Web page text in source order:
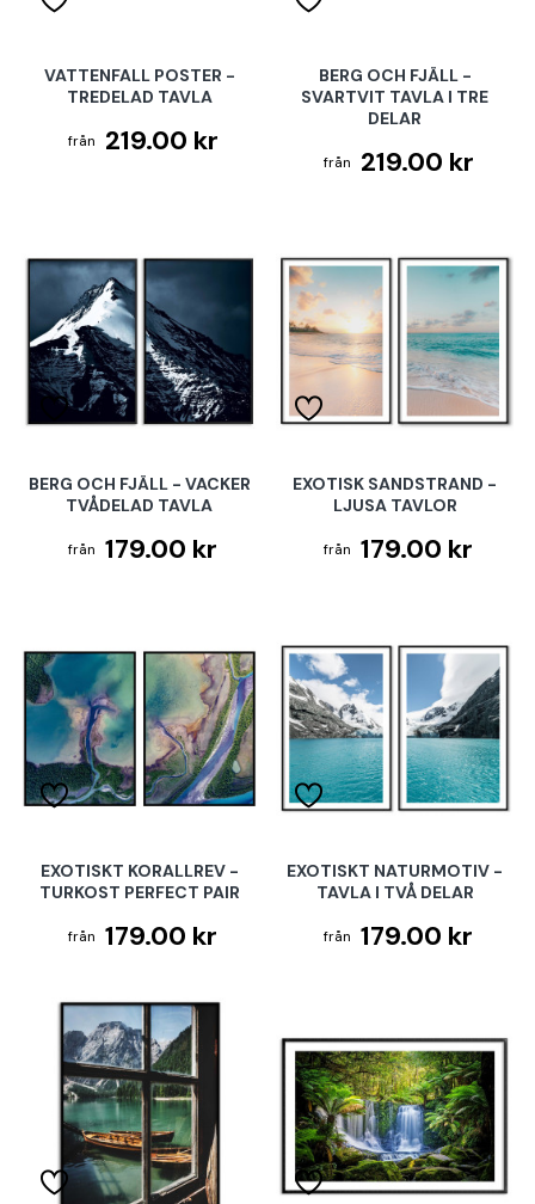
VATTENFALL POSTER -
TREDELAD TAVLA
219.00 kr
BERG OCH FJÄLL -
SVARTVIT TAVLA I TRE
DELAR
219.00 kr
BERG OCH FJÄLL - VACKER
TVÅDELAD TAVLA
179.00 kr
EXOTISK SANDSTRAND -
LJUSA TAVLOR
179.00 kr
EXOTISKT KORALLREV -
TURKOST PERFECT PAIR
179.00 kr
EXOTISKT NATURMOTIV -
TAVLA I TVÅ DELAR
179.00 kr